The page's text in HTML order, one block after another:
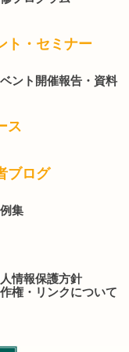
ト・セミナー
ント開催報告・資料
ス
ブログ
集
情報保護方針
権・リンクについて